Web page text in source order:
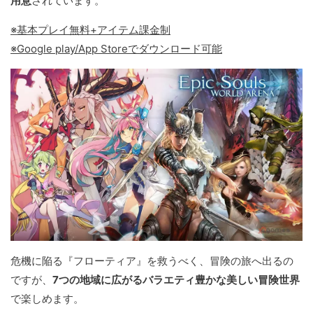
※基本プレイ無料+アイテム課金制
※Google play/App Storeでダウンロード可能
危機に陥る『フローティア』を救うべく、冒険の旅へ出るの
ですが、 7つの地域に広がるバラエティ豊かな美しい冒険世界
で楽しめます。